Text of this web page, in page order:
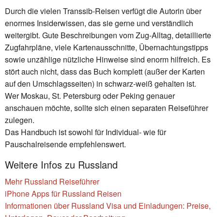
Durch die vielen Transsib-Reisen verfügt die Autorin über
enormes Insiderwissen, das sie gerne und verständlich
weitergibt. Gute Beschreibungen vom Zug-Alltag, detaillierte
Zugfahrpläne, viele Kartenausschnitte, Übernachtungstipps
sowie unzählige nützliche Hinweise sind enorm hilfreich. Es
stört auch nicht, dass das Buch komplett (außer der Karten
auf den Umschlagsseiten) in schwarz-weiß gehalten ist.
Wer Moskau, St. Petersburg oder Peking genauer
anschauen möchte, sollte sich einen separaten Reiseführer
zulegen.
Das Handbuch ist sowohl für Individual- wie für
Pauschalreisende empfehlenswert.
Weitere Infos zu Russland
Mehr Russland Reiseführer
iPhone Apps für Russland Reisen
Informationen über Russland Visa und Einladungen: Preise,